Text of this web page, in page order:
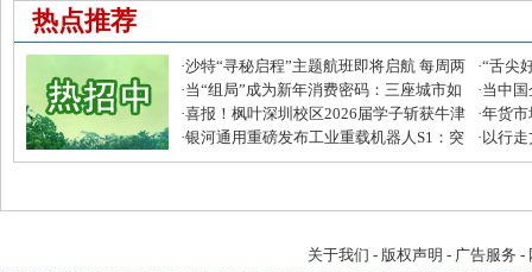
热点推荐
·沙特“寻秘启程”主题航班即将启航 每周两
班打造“空中奇遇阿拉伯之旅”
·“舌尖
品质美
·当“组局”成为新年消费密码：三座城市如
何被一档微综艺点燃？
·当中
么？
·喜报！枫叶深圳校区2026届学子斩获牛津
大学录取！
·年货市
康化、
·银河通用重磅发布工业重载机器人S1：突
破负载极限，引领具身智能工业革命
· 以行
关于我们 - 版权声明 - 广告服务 -